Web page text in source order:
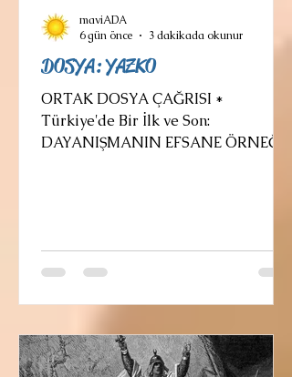
DOSYA: YAZKO
ORTAK DOSYA ÇAĞRISI *
Türkiye'de Bir İlk ve Son:
DAYANIŞMANIN EFSANE ÖRNEĞİ
kadar "olmaz" a bir de bize özgü
nedensiz düşmanlık, haset,
sanatçıdan sanatçıya dost olmaz,
yargısı haklı bir darbımesele
maviADA
6 gün önce
3 dakikada okunur